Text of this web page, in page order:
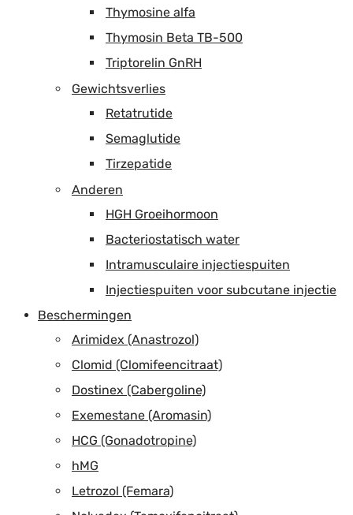
Thymosine alfa
Thymosin Beta TB-500
Triptorelin GnRH
Gewichtsverlies
Retatrutide
Semaglutide
Tirzepatide
Anderen
HGH Groeihormoon
Bacteriostatisch water
Intramusculaire injectiespuiten
Injectiespuiten voor subcutane injectie
Beschermingen
Arimidex (Anastrozol)
Clomid (Clomifeencitraat)
Dostinex (Cabergoline)
Exemestane (Aromasin)
HCG (Gonadotropine)
hMG
Letrozol (Femara)